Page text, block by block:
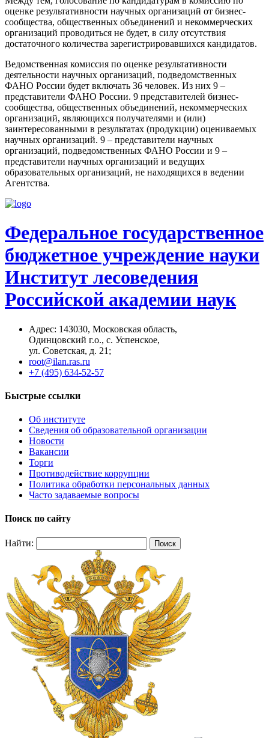
оценке результативности научных организаций от бизнес-
сообщества, общественных объединений и некоммерческих
организаций проводиться не будет, в силу отсутствия
достаточного количества зарегистрировавшихся кандидатов.
Ведомственная комиссия по оценке результативности
деятельности научных организаций, подведомственных
ФАНО России будет включать 36 человек. Из них 9 –
представители ФАНО России. 9 представителей бизнес-
сообщества, общественных объединений, некоммерческих
организаций, являющихся получателями и (или)
заинтересованными в результатах (продукции) оцениваемых
научных организаций. 9 – представители научных
организаций, подведомственных ФАНО России и 9 –
представители научных организаций и ведущих
образовательных организаций, не находящихся в ведении
Агентства.
Федеральное государственное
бюджетное учреждение науки
Институт лесоведения
Российской академии наук
Адрес: 14З0З0, Московская область,
Одинцовский г.о., с. Успенское,
ул. Советская, д. 21;
root@ilan.ras.ru
+7 (495) 634-52-57
Быстрые ссылки
Об институте
Сведения об образовательной организации
Новости
Вакансии
Торги
Противодействие коррупции
Политика обработки персональных данных
Часто задаваемые вопросы
Поиск по сайту
Найти: